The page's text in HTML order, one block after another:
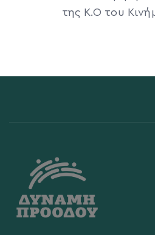
της Κ.Ο του